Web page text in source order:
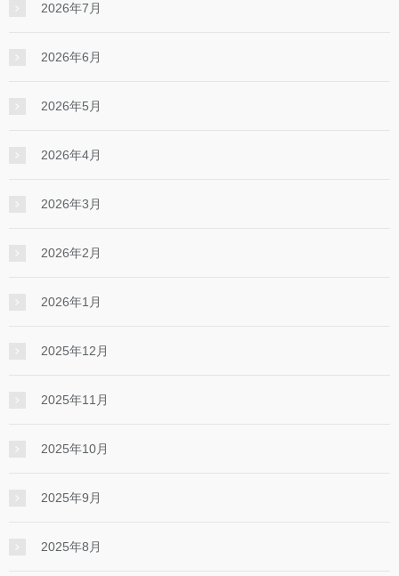
2026年7月
2026年6月
2026年5月
2026年4月
2026年3月
2026年2月
2026年1月
2025年12月
2025年11月
2025年10月
2025年9月
2025年8月